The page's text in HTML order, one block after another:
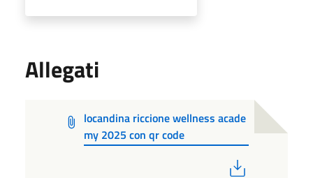
Allegati
locandina riccione wellness acade
my 2025 con qr code